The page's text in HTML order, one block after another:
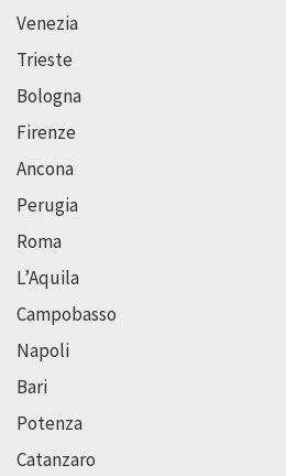
Venezia
Trieste
Bologna
Firenze
Ancona
Perugia
Roma
L’Aquila
Campobasso
Napoli
Bari
Potenza
Catanzaro